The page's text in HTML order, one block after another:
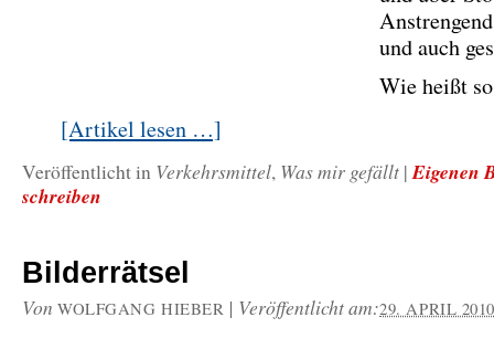
und auch
Wie heißt
[Artikel lesen …]
Veröffentlicht in Verkehrsmittel, Was mir gefällt | Eigenen
schreiben
Bilderrätsel
Von WOLFGANG HIEBER | Veröffentlicht am:29. APRIL 2010